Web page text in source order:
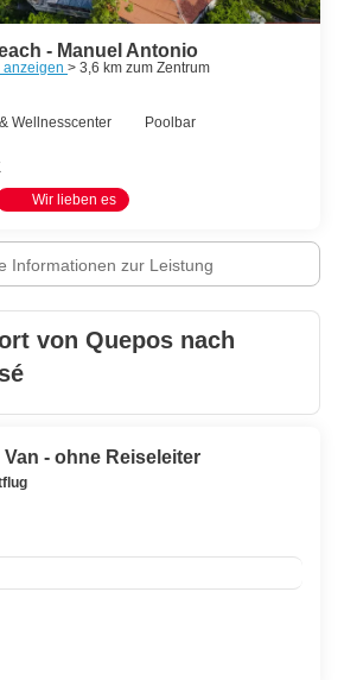
- Manuel Antonio
anzeigen > 3,6 km zum Zentrum
Wellnesscenter
Poolbar
Wir lieben es
Informationen zur Leistung
von Quepos nach
- ohne Reiseleiter